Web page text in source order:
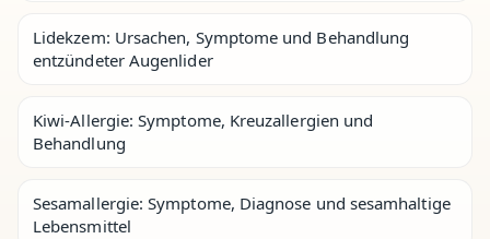
Lidekzem: Ursachen, Symptome und Behandlung
entzündeter Augenlider
Kiwi-Allergie: Symptome, Kreuzallergien und
Behandlung
Sesamallergie: Symptome, Diagnose und sesamhaltige
Lebensmittel